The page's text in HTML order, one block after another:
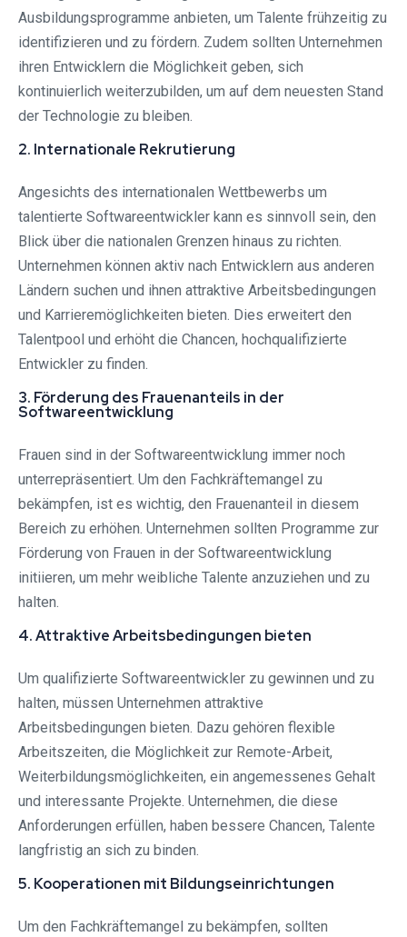
Ausbildungsprogramme anbieten, um Talente frühzeitig zu
identifizieren und zu fördern. Zudem sollten Unternehmen
ihren Entwicklern die Möglichkeit geben, sich
kontinuierlich weiterzubilden, um auf dem neuesten Stand
der Technologie zu bleiben.
2. Internationale Rekrutierung
Angesichts des internationalen Wettbewerbs um
talentierte Softwareentwickler kann es sinnvoll sein, den
Blick über die nationalen Grenzen hinaus zu richten.
Unternehmen können aktiv nach Entwicklern aus anderen
Ländern suchen und ihnen attraktive Arbeitsbedingungen
und Karrieremöglichkeiten bieten. Dies erweitert den
Talentpool und erhöht die Chancen, hochqualifizierte
Entwickler zu finden.
3. Förderung des Frauenanteils in der
Softwareentwicklung
Frauen sind in der Softwareentwicklung immer noch
unterrepräsentiert. Um den Fachkräftemangel zu
bekämpfen, ist es wichtig, den Frauenanteil in diesem
Bereich zu erhöhen. Unternehmen sollten Programme zur
Förderung von Frauen in der Softwareentwicklung
initiieren, um mehr weibliche Talente anzuziehen und zu
halten.
4. Attraktive Arbeitsbedingungen bieten
Um qualifizierte Softwareentwickler zu gewinnen und zu
halten, müssen Unternehmen attraktive
Arbeitsbedingungen bieten. Dazu gehören flexible
Arbeitszeiten, die Möglichkeit zur Remote-Arbeit,
Weiterbildungsmöglichkeiten, ein angemessenes Gehalt
und interessante Projekte. Unternehmen, die diese
Anforderungen erfüllen, haben bessere Chancen, Talente
langfristig an sich zu binden.
5. Kooperationen mit Bildungseinrichtungen
Um den Fachkräftemangel zu bekämpfen, sollten